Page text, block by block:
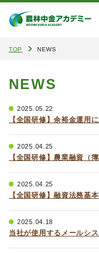
TOP NEWS
NEWS
2025.05.22
【全国研修】余裕金運用
2025.04.25
【全国研修】農業融資（
2025.04.25
【全国研修】融資法務基
2025.04.18
当社が使用するメールシ